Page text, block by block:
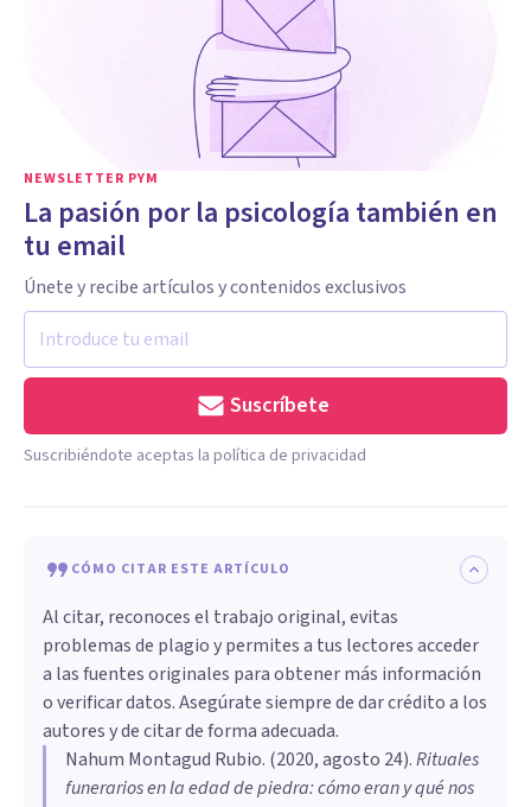
NEWSLETTER PYM
La pasión por la psicología también en
tu email
Únete y recibe artículos y contenidos exclusivos
Suscríbete
Suscribiéndote aceptas la política de privacidad
CÓMO CITAR ESTE ARTÍCULO
Al citar, reconoces el trabajo original, evitas
problemas de plagio y permites a tus lectores acceder
a las fuentes originales para obtener más información
o verificar datos. Asegúrate siempre de dar crédito a los
autores y de citar de forma adecuada.
Nahum Montagud Rubio. (2020, agosto 24).Rituales
funerarios en la edad de piedra: cómo eran y qué nos